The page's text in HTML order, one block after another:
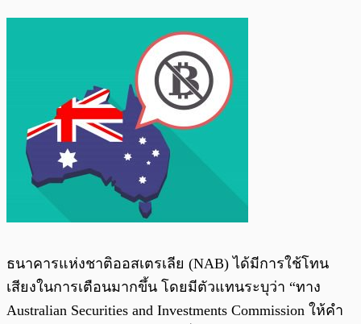
ธนาคารแห่งชาติออสเตรเลีย (NAB) ได้มีการใช้โทน
เสียงในการเตือนมากขึ้น โดยมีตัวแทนระบุว่า “ทาง
Australian Securities and Investments Commission ให้คำ